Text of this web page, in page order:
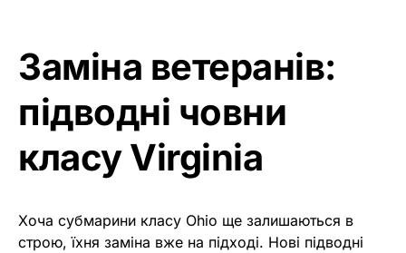
Заміна ветеранів:
підводні човни
класу Virginia
Хоча субмарини класу Ohio ще залишаються в
строю, їхня заміна вже на підході. Нові підводні